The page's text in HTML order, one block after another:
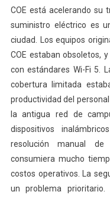
COE está acelerando su
suministro eléctrico es
ciudad. Los equipos
COE estaban obsoletos,
con estándares Wi-Fi 5.
cobertura limitada
productividad del
la antigua red de
dispositivos
resolución manual de
consumiera mucho
costos operativos. La
un problema